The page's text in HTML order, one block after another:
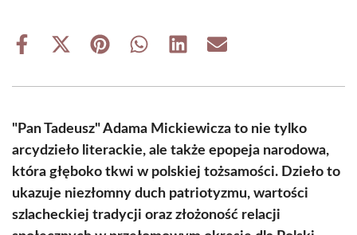
Share
Share
(Twitter)
Share Share Share Share
"Pan Tadeusz" Adama Mickiewicza to nie tylko
arcydzieło literackie, ale także epopeja narodowa,
która głęboko tkwi w polskiej tożsamości. Dzieło to
ukazuje niezłomny duch patriotyzmu, wartości
szlacheckiej tradycji oraz złożoność relacji